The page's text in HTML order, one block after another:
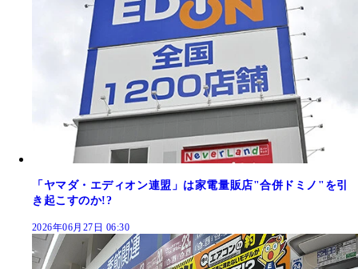
「ヤマダ・エディオン連盟」は家電量販店"合併ドミノ"を引
き起こすのか!?
2026年06月27日 06:30